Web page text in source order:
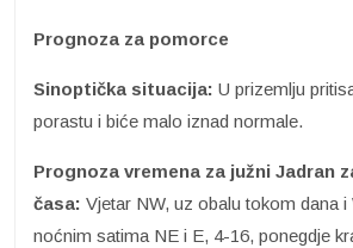
Prognoza za pomorce
Sinoptička situacija: U prizemlju
porastu i biće malo iznad normale.
Prognoza vremena za južni Jadran
časa: Vjetar NW, uz obalu tokom dana i
noćnim satima NE i E, 4-16, ponegdje